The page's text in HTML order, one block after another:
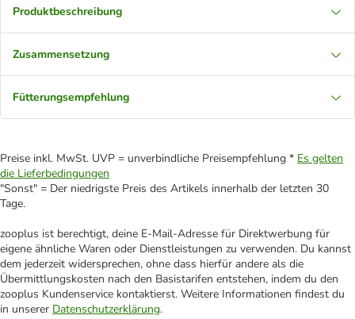
Produktbeschreibung
Zusammensetzung
Fütterungsempfehlung
Preise inkl. MwSt. UVP = unverbindliche Preisempfehlung * Es gelten
die Lieferbedingungen
"Sonst" = Der niedrigste Preis des Artikels innerhalb der letzten 30
Tage.
zooplus ist berechtigt, deine E-Mail-Adresse für Direktwerbung für
eigene ähnliche Waren oder Dienstleistungen zu verwenden. Du kannst
dem jederzeit widersprechen, ohne dass hierfür andere als die
Übermittlungskosten nach den Basistarifen entstehen, indem du den
zooplus Kundenservice kontaktierst. Weitere Informationen findest du
in unserer Datenschutzerklärung.